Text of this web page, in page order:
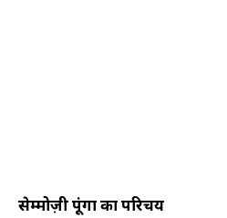
सेम्मोज़ी पूंगा का परिचय